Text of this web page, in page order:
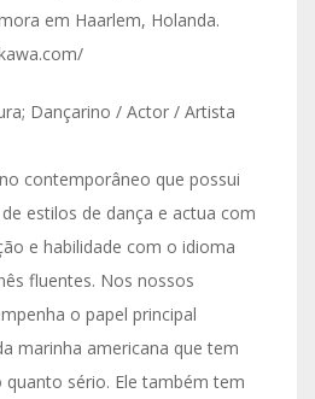
em Haarlem, Holanda.
Dançarino / Actor / Artista
contemporâneo que possui
estilos de dança e actua com
e habilidade com o idioma
fluentes. Nos nossos
o papel principal
marinha americana que tem
sério. Ele também tem